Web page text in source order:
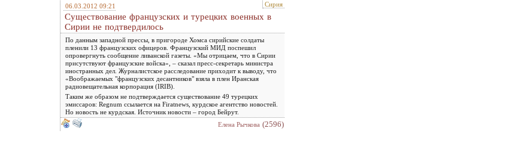
06.03.2012 09:21 Сирия
Существование французских и турецких военных в
Сирии не подтвердилось
По данным западной прессы, в пригороде Хомса сирийские солдаты
пленили 13 французских офицеров. Французский МИД поспешил
опровергнуть сообщение ливанской газеты. «Мы отрицаем, что в Сирии
присутствуют французские войска», – сказал пресс-секретарь министра
иностранных дел. Журналистское расследование приходит к выводу, что
«Воображаемых "французских десантников" взяла в плен Иранская
радиовещательная корпорация (IRIB).
Таким же образом не подтверждается существование 49 турецких
эмиссаров: Regnum ссылается на Firatnews, курдское агентство новостей.
Но новость не курдская. Источник новости – город Бейрут.
Елена Рычкова (2596)